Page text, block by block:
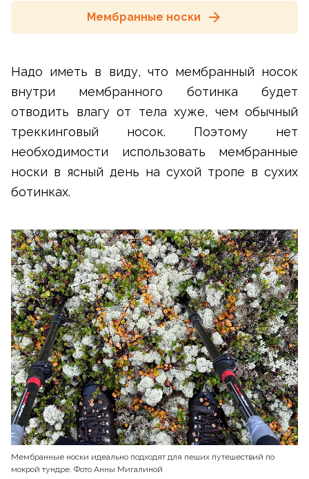
Мембранные носки
Надо иметь в виду, что мембранный носок
внутри мембранного ботинка будет
отводить влагу от тела хуже, чем обычный
треккинговый носок. Поэтому нет
необходимости использовать мембранные
носки в ясный день на сухой тропе в сухих
ботинках.
Мембранные носки идеально подходят для пеших путешествий по
мокрой тундре. Фото Анны Мигалиной